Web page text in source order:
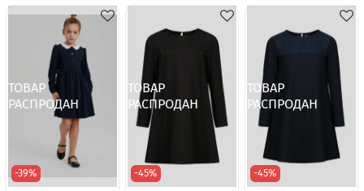
-39% -45% -45%